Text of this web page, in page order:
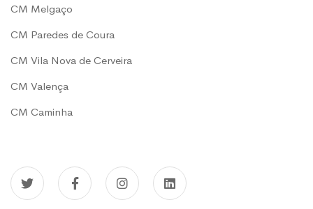
CM Melgaço
CM Paredes de Coura
CM Vila Nova de Cerveira
CM Valença
CM Caminha